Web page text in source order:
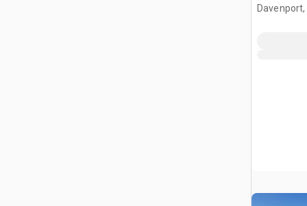
Davenport,